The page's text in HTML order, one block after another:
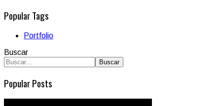
Popular Tags
Portfolio
Buscar
Buscar
Popular Posts